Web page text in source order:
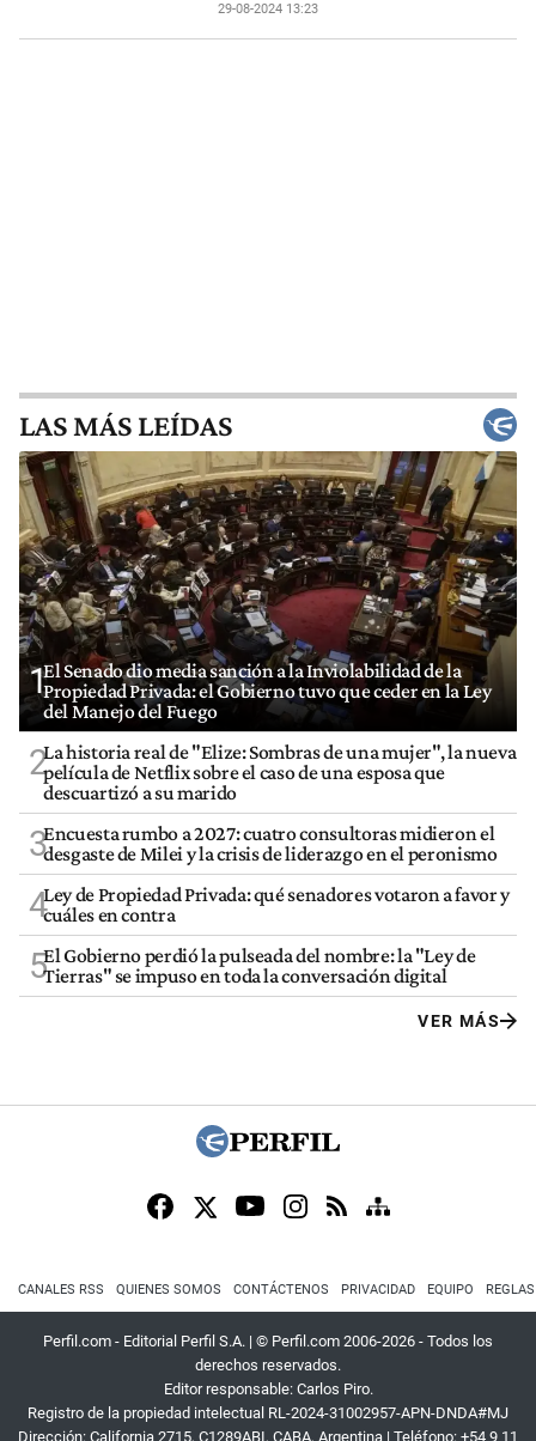
29-08-2024 13:23
LAS MÁS LEÍDAS
1El Senado dio media sanción a la Inviolabilidad de la
Propiedad Privada: el Gobierno tuvo que ceder en la Ley
del Manejo del Fuego
2La historia real de "Elize: Sombras de una mujer", la nueva
película de Netflix sobre el caso de una esposa que
descuartizó a su marido
3Encuesta rumbo a 2027: cuatro consultoras midieron el
desgaste de Milei y la crisis de liderazgo en el peronismo
4Ley de Propiedad Privada: qué senadores votaron a favor y
cuáles en contra
5El Gobierno perdió la pulseada del nombre: la "Ley de
Tierras" se impuso en toda la conversación digital
VER MÁS
CANALES RSS QUIENES SOMOS CONTÁCTENOS PRIVACIDAD EQUIPO
Perfil.com - Editorial Perfil S.A. | © Perfil.com 2006-2026 - Todos los
derechos reservados.
Editor responsable: Carlos Piro.
Registro de la propiedad intelectual RL-2024-31002957-APN-DNDA#MJ
Dirección: California 2715, C1289ABI, CABA, Argentina | Teléfono: +54 9 11